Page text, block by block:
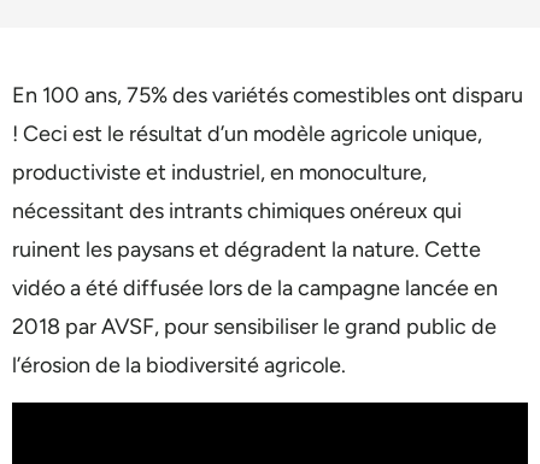
En 100 ans, 75% des variétés comestibles ont disparu
! Ceci est le résultat d’un modèle agricole unique,
productiviste et industriel, en monoculture,
nécessitant des intrants chimiques onéreux qui
ruinent les paysans et dégradent la nature. Cette
vidéo a été diffusée lors de la campagne lancée en
2018 par AVSF, pour sensibiliser le grand public de
l’érosion de la biodiversité agricole.